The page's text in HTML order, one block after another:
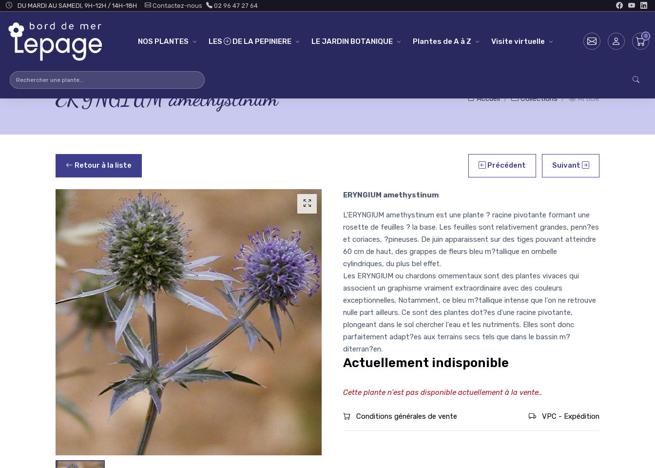
Skip to main content
DU MARDI AU SAMEDI, 9H-12H / 14H-18H Contactez-nous 02 96 47 27 64
NOS PLANTES LES DE LA PEPINIERE LE JARDIN BOTANIQUE Plantes de A à Z Visite virtuelle
ERYNGIUM amethystinum Accueil Collections Article
Retour à la liste Précédent Suivant
ERYNGIUM amethystinum
L'ERYNGIUM amethystinum est une plante ? racine pivotante formant une
rosette de feuilles ? la base. Les feuilles sont relativement grandes, penn?es
et coriaces, ?pineuses. De juin apparaissent sur des tiges pouvant atteindre
60 cm de haut, des grappes de fleurs bleu m?tallique en ombelle
cylindriques, du plus bel effet.
Les ERYNGIUM ou chardons ornementaux sont des plantes vivaces qui
associent un graphisme vraiment extraordinaire avec des couleurs
exceptionnelles. Notamment, ce bleu m?tallique intense que l'on ne retrouve
nulle part ailleurs. Ce sont des plantes dot?es d'une racine pivotante,
plongeant dans le sol chercher l'eau et les nutriments. Elles sont donc
parfaitement adapt?es aux terrains secs tels que dans le bassin m?
diterran?en.
Actuellement indisponible
Cette plante n'est pas disponible actuellement à la vente..
Conditions générales de vente VPC - Expédition